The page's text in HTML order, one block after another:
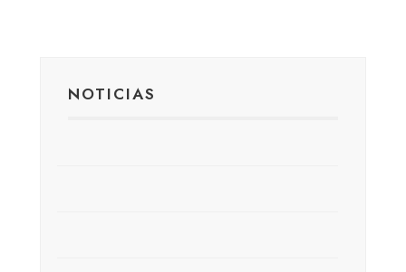
NOTICIAS